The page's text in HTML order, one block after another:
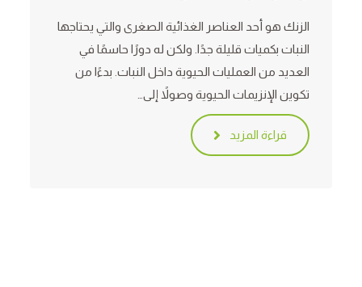
الزنك هو أحد العناصر الغذائية الصغرى والتي يحتاجها
النبات بكميات قليلة جدًا. ولكن له دورًا حاسمًا في
العديد من العمليات الحيوية داخل النبات. بدءًا من
تكوين الإنزيمات الحيوية وصولاً إلى…
قراءة المزيد